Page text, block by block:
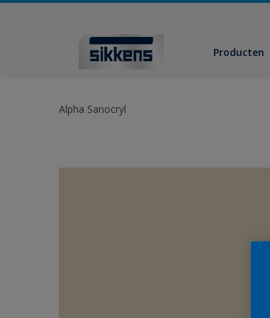
Producten
Alpha Sanocryl